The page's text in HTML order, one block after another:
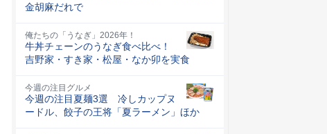
金胡麻だれで
俺たちの「うなぎ」2026年！
牛丼チェーンのうなぎ食べ比べ！
吉野家・すき家・松屋・なか卯を実食
今週の注目グルメ
今週の注目夏麺3選 冷しカップヌ
ードル、餃子の王将「夏ラーメン」ほか